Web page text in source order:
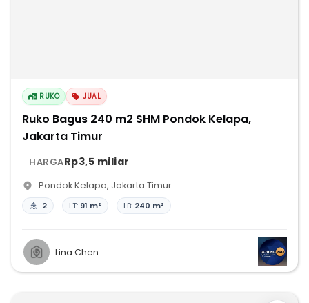
RUKO JUAL
Ruko Bagus 240 m2 SHM Pondok Kelapa,
Jakarta Timur
HARGARp3,5 miliar
Pondok Kelapa, Jakarta Timur
2 LT: 91 m² LB: 240 m²
Lina Chen